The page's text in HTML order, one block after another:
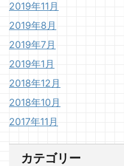
2019年11月
2019年8月
2019年7月
2019年1月
2018年12月
2018年10月
2017年11月
カテゴリー